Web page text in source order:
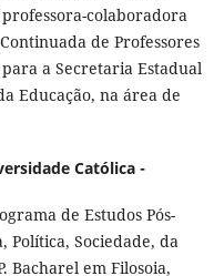
professora-colaboradora
de Professores
para a Secretaria Estadual
Educação, na área de
Católica -
de Estudos Pós-
Política, Sociedade, da
Bacharel em Filosoia,